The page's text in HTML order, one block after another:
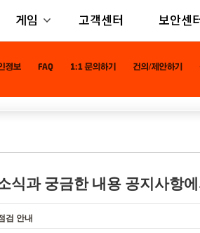
게임 고객센터 보안센
식과 궁금한 내용 공지사항
검 안내